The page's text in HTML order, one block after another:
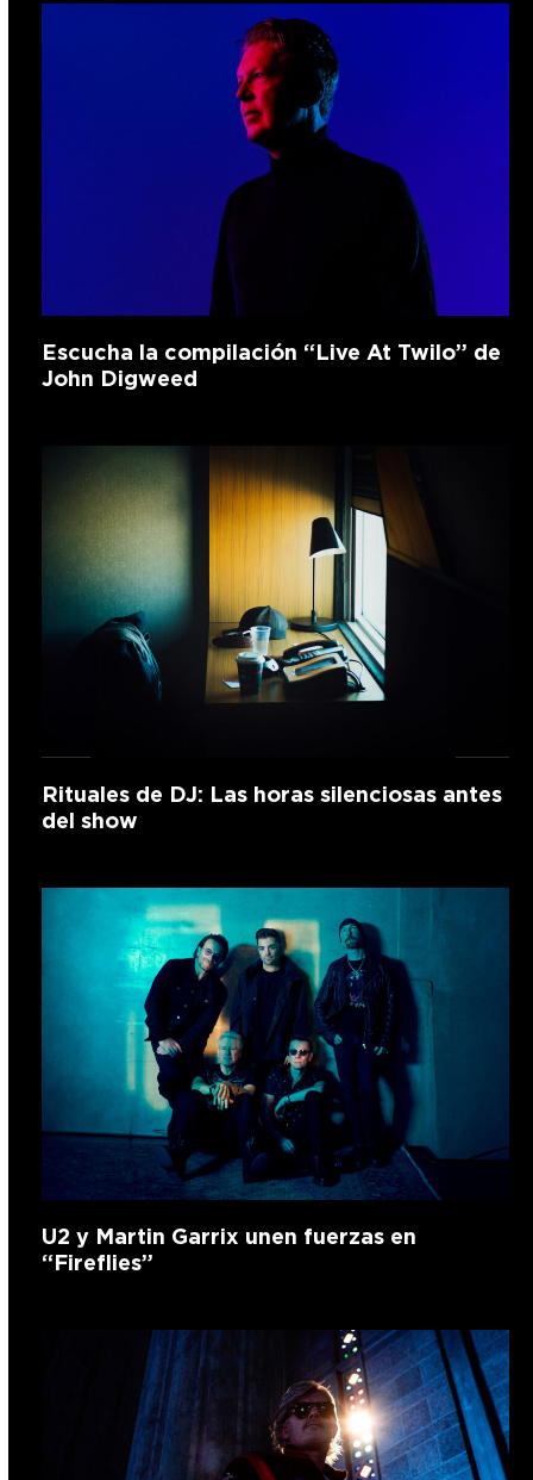
Escucha la compilación “Live At Twilo” de
John Digweed
Rituales de DJ: Las horas silenciosas antes
del show
U2 y Martin Garrix unen fuerzas en
“Fireflies”